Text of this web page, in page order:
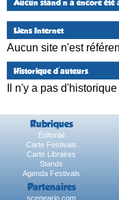
Aucun stand n'a encore été
Liens Internet
Aucun site n'est
Historique d'auteurs
Il n'y a pas
Rubriques
Éditorial
Carte Festivals
Carte Libraires
Stands
Agenda Festivals
Partenaires
sceneario.com